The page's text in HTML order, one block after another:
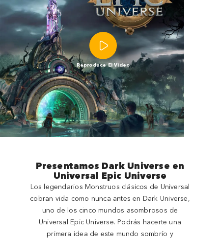
Reproduce El Video
Presentamos Dark Universe en
Universal Epic Universe
Los legendarios Monstruos clásicos de Universal
cobran vida como nunca antes en Dark Universe,
uno de los cinco mundos asombrosos de
Universal Epic Universe. Podrás hacerte una
primera idea de este mundo sombrío y